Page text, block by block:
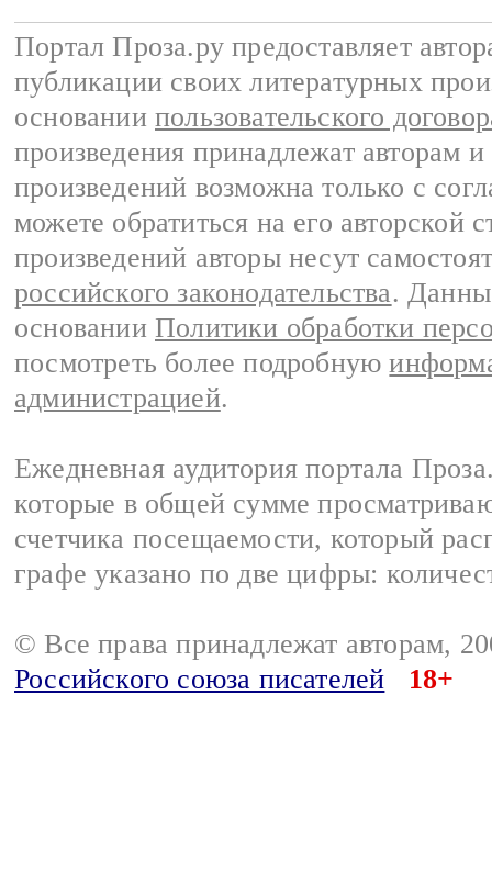
Портал Проза.ру предоставляет
публикации своих литературных
основании пользовательского
произведения принадлежат авторам
произведений возможна только с
можете обратиться на его авторской
произведений авторы несут
российского законодательства.
основании Политики обработки
посмотреть более подробную
администрацией.
Ежедневная аудитория портала
которые в общей сумме
счетчика посещаемости, который
графе указано по две цифры:
© Все права принадлежат авторам,
Российского союза писателей
18+